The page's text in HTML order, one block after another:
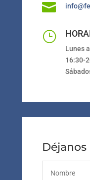

}
Lunes
16:30-